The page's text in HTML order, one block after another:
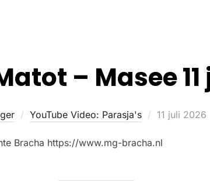
– Masee
YouTube Video: Parasja's 11 juli 2026
Bracha https://www.mg-bracha.nl